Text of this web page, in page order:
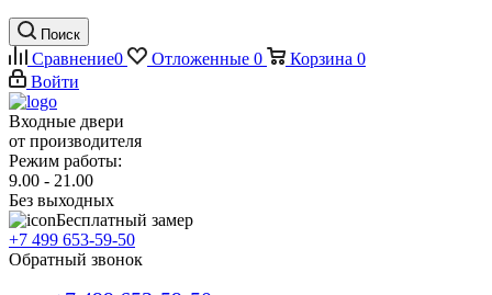
Поиск
Сравнение0 Отложенные 0 Корзина 0
Войти
Входные двери
от производителя
Режим работы:
9.00 - 21.00
Без выходных
Бесплатный замер
+7 499 653-59-50
Обратный звонок